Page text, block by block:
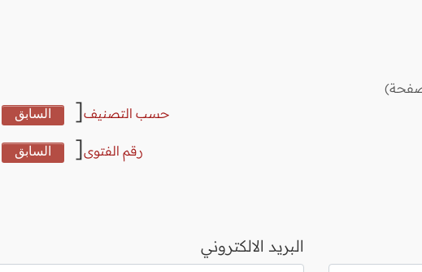
حسب التصنيف[ السابق
رقم الفتوى[ السابق
البريد الالكتروني